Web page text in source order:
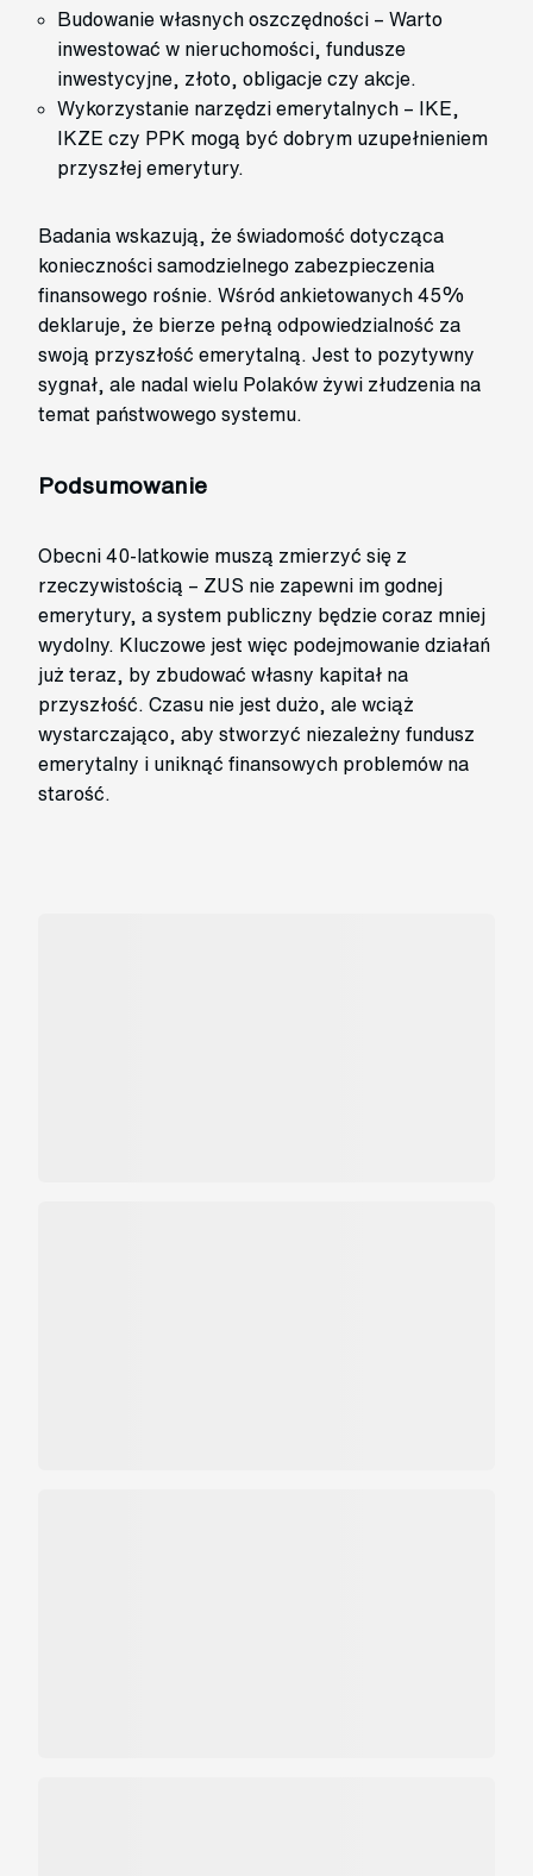
Budowanie własnych oszczędności – Warto
inwestować w nieruchomości, fundusze
inwestycyjne, złoto, obligacje czy akcje.
Wykorzystanie narzędzi emerytalnych – IKE,
IKZE czy PPK mogą być dobrym uzupełnieniem
przyszłej emerytury.
Badania wskazują, że świadomość dotycząca
konieczności samodzielnego zabezpieczenia
finansowego rośnie. Wśród ankietowanych 45%
deklaruje, że bierze pełną odpowiedzialność za
swoją przyszłość emerytalną. Jest to pozytywny
sygnał, ale nadal wielu Polaków żywi złudzenia na
temat państwowego systemu.
Podsumowanie
Obecni 40-latkowie muszą zmierzyć się z
rzeczywistością – ZUS nie zapewni im godnej
emerytury, a system publiczny będzie coraz mniej
wydolny. Kluczowe jest więc podejmowanie działań
już teraz, by zbudować własny kapitał na
przyszłość. Czasu nie jest dużo, ale wciąż
wystarczająco, aby stworzyć niezależny fundusz
emerytalny i uniknąć finansowych problemów na
starość.